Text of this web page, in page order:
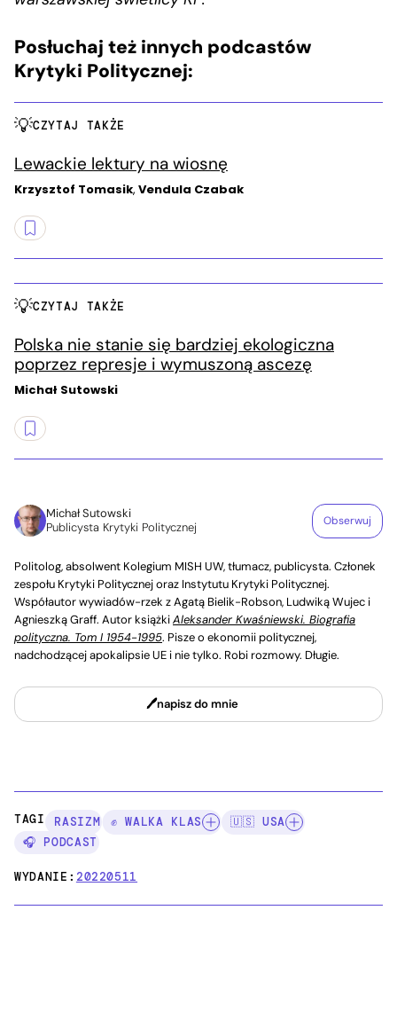
Posłuchaj też innych podcastów
Krytyki Politycznej:
CZYTAJ TAKŻE
Lewackie lektury na wiosnę
Krzysztof Tomasik, Vendula Czabak
CZYTAJ TAKŻE
Polska nie stanie się bardziej ekologiczna
poprzez represje i wymuszoną ascezę
Michał Sutowski
Michał Sutowski
Publicysta Krytyki Politycznej
Obserwuj
Politolog, absolwent Kolegium MISH UW, tłumacz, publicysta. Członek
zespołu Krytyki Politycznej oraz Instytutu Krytyki Politycznej.
Współautor wywiadów-rzek z Agatą Bielik-Robson, Ludwiką Wujec i
Agnieszką Graff. Autor książkiAleksander Kwaśniewski. Biografia
polityczna. Tom I 1954-1995. Pisze o ekonomii politycznej,
nadchodzącej apokalipsie UE i nie tylko. Robi rozmowy. Długie.
napisz do mnie
TAGI: RASIZM ✊ WALKA KLAS
🇺🇸 USA
🎧 PODCAST
WYDANIE:20220511